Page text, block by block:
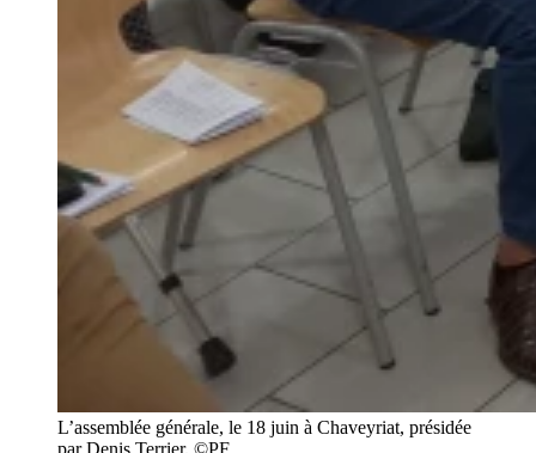
L’assemblée générale, le 18 juin à Chaveyriat, présidée